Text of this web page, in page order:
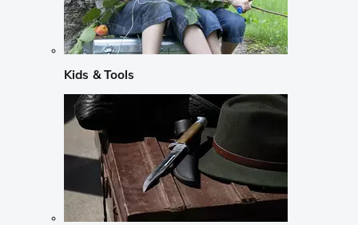
Kids & Tools